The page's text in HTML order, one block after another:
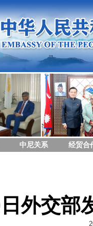
中尼关系 经贸合
外交